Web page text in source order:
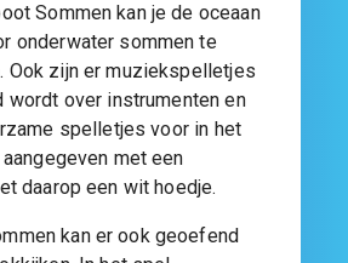
Sommen kan je de oceaan
onderwater sommen te
Ook zijn er muziekspelletjes
wordt over instrumenten en
spelletjes voor in het
met een
daarop een wit hoedje.
kan er ook geoefend